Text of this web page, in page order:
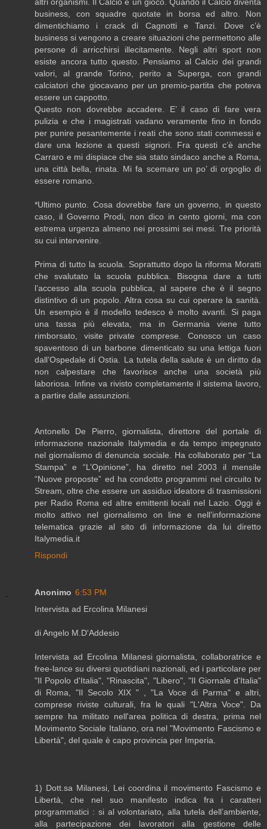
business, con squadre quotate in borsa ed altro. Non
dimentichiamo i crack di Cagnotti e Tanzi. Dove c’è
business si vengono a creare situazioni che permettono alle
persone di arricchirsi illecitamente. Negli altri sport non
esiste ancora tutto questo. Pensiamo al Calcio dei grandi
valori, al grande Torino, perito a Superga, con grandi
calciatori che giocavano per un premio-partita che poteva
essere un cappotto.
Questo non dovrebbe accadere. E’ il caso di fare vera
pulizia e che i magistrati vadano veramente fino in fondo
per punire pesantemente i reati che sono stati commessi e
dare una lezione a questi signori. Fra questi c’è anche
Carraro e mi dispiace che sia stato sindaco anche a Roma,
una città bella, rinata. Mi fa scemare un po’ di orgoglio di
essere romano.
*Ultimo punto. Cosa dovrebbe fare un governo, in questo
caso, il Governo Prodi, non dico in cento giorni, ma con
estrema urgenza almeno nei prossimi sei mesi. Tre priorità
su cui intervenire.
Prima di tutto la scuola. Soprattutto dopo la riforma Moratti
che svalutato la scuola pubblica. Bisogna dare a tutti
l’accesso alla scuola pubblica, al sapere che è il segno
distintivo di un popolo. Altra cosa su cui operare la sanità.
Un esempio è il modello tedesco è molto avanti. Si paga
una tassa più elevata, ma in Germania viene tutto
rimborsato, visite private comprese. Conosco un caso
spaventoso di un barbone dimenticato su una lettiga fuori
dall’Ospedale di Ostia. La tutela della salute è un diritto da
non calpestare che favorisce anche una società più
laboriosa. Infine va rivisto completamente il sistema lavoro,
a partire dalle assunzioni.
Antonello De Pierro, giornalista, direttore del portale di
informazione nazionale Italymedia e da tempo impegnato
nel giornalismo di denuncia sociale. Ha collaborato per “La
Stampa” e “L’Opinione”, ha diretto nel 2003 il mensile
“Nuove proposte” ed ha condotto programmi nel circuito tv
Stream, oltre che essere un assiduo ideatore di trasmissioni
per Radio Roma ed altre emittenti locali nel Lazio. Oggi è
molto attivo nel giornalismo on line e nell’informazione
telematica grazie al sito di informazione da lui diretto
Italymedia.it
Rispondi
Anonimo 6:53 PM
Intervista ad Ercolina Milanesi
di Angelo M.D'Addesio
Intervista ad Ercolina Milanesi giornalista, collaboratrice e
free-lance su diversi quotidiani nazionali, ed i particolare per
"Il Popolo d'Italia", "Rinascita", "Libero", "Il Giornale d'Italia"
di Roma, "Il Secolo XIX " , "La Voce di Parma" e altri,
comprese riviste culturali, fra le quali "L'Altra Voce". Da
sempre ha militato nell'area politica di destra, prima nel
Movimento Sociale Italiano, ora nel "Movimento Fascismo e
Libertà", del quale è capo provincia per Imperia.
1) Dott.sa Milanesi, Lei coordina il movimento Fascismo e
Libertà, che nel suo manifesto indica fra i caratteri
programmatici : si al volontariato, alla tutela dell’ambiente,
alla partecipazione dei lavoratori alla gestione delle